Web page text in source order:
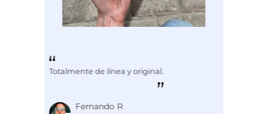
Totalmente de línea y original.
Fernando R